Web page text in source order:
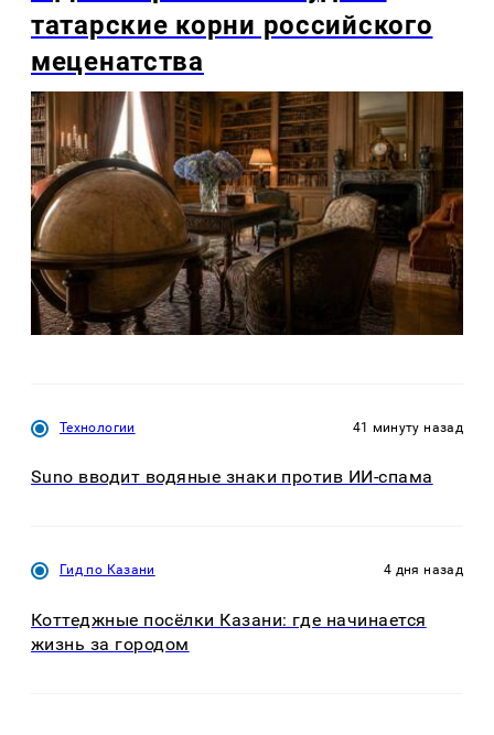
татарские корни российского
меценатства
Технологии 41 минуту назад
Suno вводит водяные знаки против ИИ-спама
Гид по Казани 4 дня назад
Коттеджные посёлки Казани: где начинается
жизнь за городом